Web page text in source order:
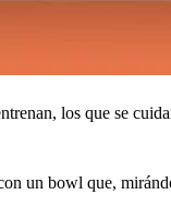
los que se
un bowl que,